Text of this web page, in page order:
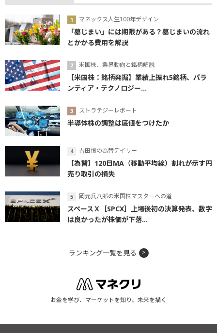
マネックス人生100年デザイン
「墓じまい」には期限がある？墓じまいの流れ
とかかる費用を解説
米国株、業界動向と銘柄解説
【米国株：銘柄発掘】業績上振れ5銘柄、パラ
ンティア・テクノロジー...
ストラテジーレポート
半導体株の調整は底値をつけたか
吉田恒の為替デイリー
【為替】120日MA（移動平均線）割れが示す円
売り取引の損失
岡元兵八郎の米国株マスターへの道
スペースＸ［SPCX］上場後初の決算発表、数字
は良かったが株価が下落...
ランキング一覧を見る
お金を学び、マーケットを知り、未来を描く